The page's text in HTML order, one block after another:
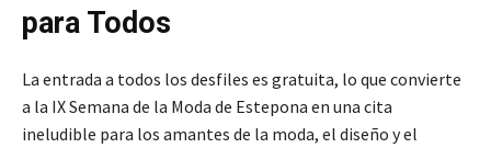
para Todos
La entrada a todos los desfiles es gratuita, lo que convierte
a la IX Semana de la Moda de Estepona en una cita
ineludible para los amantes de la moda, el diseño y el